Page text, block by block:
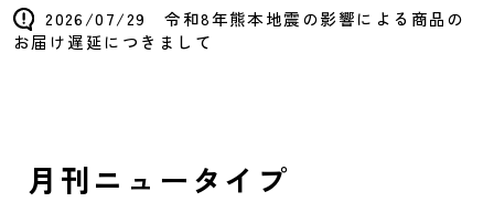
2026/07/29 令和8年熊本地震の影響による商品の
お届け遅延につきまして
月刊ニュータイプ